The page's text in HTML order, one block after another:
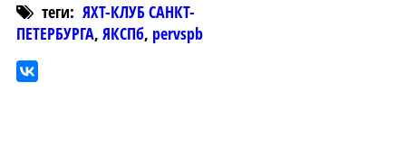
теги: ЯХТ-КЛУБ САНКТ-
ПЕТЕРБУРГА, ЯКСПб, pervspb